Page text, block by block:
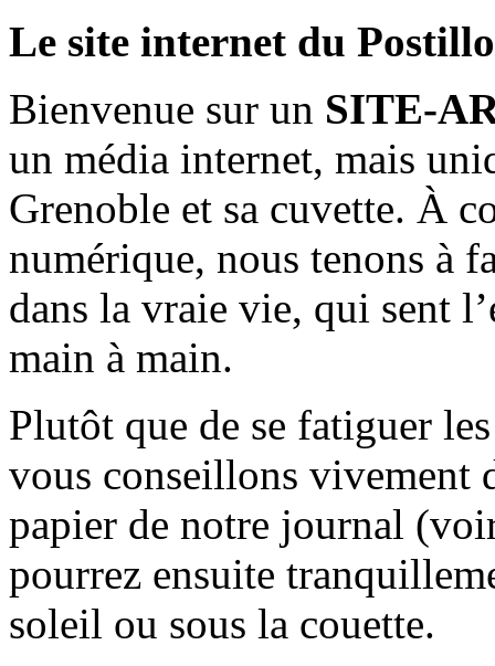
Le site internet du
Bienvenue sur un SITE-
un média internet, mais
Grenoble et sa cuvette. À
numérique, nous tenons à
dans la vraie vie, qui sent
main à main.
Plutôt que de se fatiguer
vous conseillons vivement
papier de notre journal
pourrez ensuite
soleil ou sous la couette.